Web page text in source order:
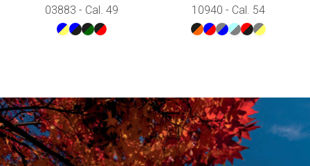
03883 - Cal. 49 10940 - Cal. 54